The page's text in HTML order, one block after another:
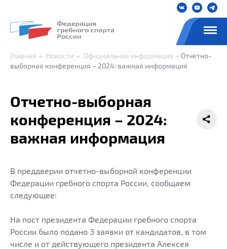
Главная Новости Официальная информация
Отчетно-
выборная конференция – 2024: важная информация
Отчетно-выборная
конференция – 2024:
важная информация
В преддверии отчетно-выборной конференции
Федерации гребного спорта России, сообщаем
следующее:
На пост президента Федерации гребного спорта
России было подано 3 заявки от кандидатов, в том
числе и от действующего президента Алексея